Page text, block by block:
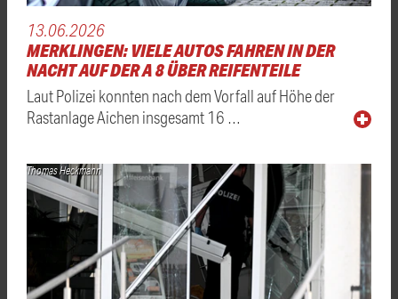
13.06.2026
MERKLINGEN: VIELE AUTOS FAHREN IN DER
NACHT AUF DER A 8 ÜBER REIFENTEILE
Laut Polizei konnten nach dem Vorfall auf Höhe der
Rastanlage Aichen insgesamt 16 …
Thomas Heckmann